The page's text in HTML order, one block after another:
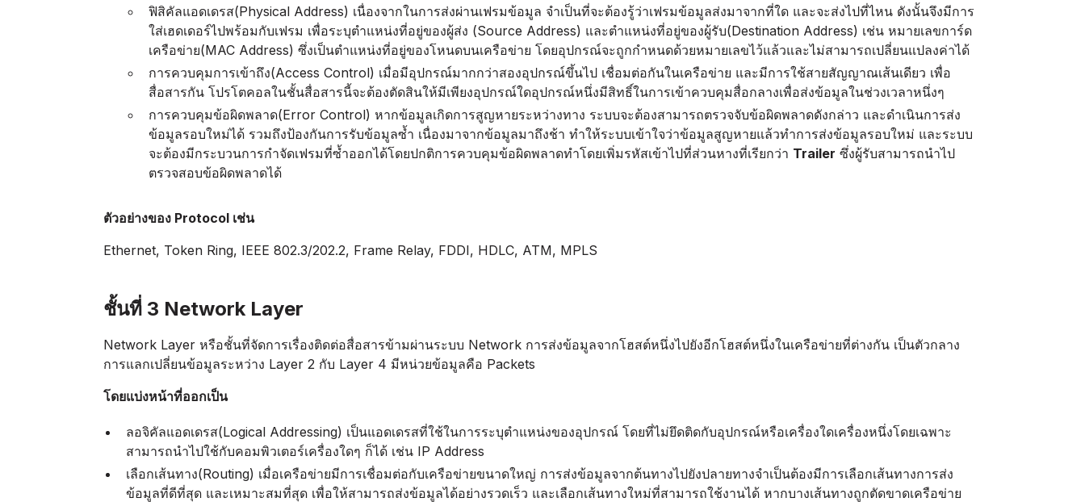
ฟิสิคัลแอดเดรส(Physical Address) เนื่องจากในการส่งผ่านเฟรมข้อมูล จำเป็นที่จะต้องรู้ว่าเฟรมข้อมูลส่งมาจากที่ใด และจะส่งไปที่ไหน ดังนั้นจึงมีการ
ใส่เฮดเดอร์ไปพร้อมกับเฟรม เพื่อระบุตำแหน่งที่อยู่ของผู้ส่ง (Source Address) และตำแหน่งที่อยู่ของผู้รับ(Destination Address) เช่น หมายเลขการ์ด
เครือข่าย(MAC Address) ซึ่งเป็นตำแหน่งที่อยู่ของโหนดบนเครือข่าย โดยอุปกรณ์จะถูกกำหนดด้วยหมายเลขไว้แล้วและไม่สามารถเปลี่ยนแปลงค่าได้
การควบคุมการเข้าถึง(Access Control) เมื่อมีอุปกรณ์มากกว่าสองอุปกรณ์ขึ้นไป เชื่อมต่อกันในเครือข่าย และมีการใช้สายสัญญาณเส้นเดียว เพื่อ
สื่อสารกัน โปรโตคอลในชั้นสื่อสารนี้จะต้องตัดสินให้มีเพียงอุปกรณ์ใดอุปกรณ์หนึ่งมีสิทธิ์ในการเข้าควบคุมสื่อกลางเพื่อส่งข้อมูลในช่วงเวลาหนึ่งๆ
การควบคุมข้อผิดพลาด(Error Control) หากข้อมูลเกิดการสูญหายระหว่างทาง ระบบจะต้องสามารถตรวจจับข้อผิดพลาดดังกล่าว และดำเนินการส่ง
ข้อมูลรอบใหม่ได้ รวมถึงป้องกันการรับข้อมูลซ้ำ เนื่องมาจากข้อมูลมาถึงช้า ทำให้ระบบเข้าใจว่าข้อมูลสูญหายแล้วทำการส่งข้อมูลรอบใหม่ และระบบ
จะต้องมีกระบวนการกำจัดเฟรมที่ซ้ำออกได้โดยปกติการควบคุมข้อผิดพลาดทำโดยเพิ่มรหัสเข้าไปที่ส่วนหางที่เรียกว่า Trailer ซึ่งผู้รับสามารถนำไป
ตรวจสอบข้อผิดพลาดได้
ตัวอย่างของ Protocol เช่น
Ethernet, Token Ring, IEEE 802.3/202.2, Frame Relay, FDDI, HDLC, ATM, MPLS
ชั้นที่ 3 Network Layer
Network Layer หรือชั้นที่จัดการเรื่องติดต่อสื่อสารข้ามผ่านระบบ Network การส่งข้อมูลจากโฮสต์หนึ่งไปยังอีกโฮสต์หนึ่งในเครือข่ายที่ต่างกัน เป็นตัวกลาง
การแลกเปลี่ยนข้อมูลระหว่าง Layer 2 กับ Layer 4 มีหน่วยข้อมูลคือ Packets
โดยแบ่งหน้าที่ออกเป็น
ลอจิคัลแอดเดรส(Logical Addressing) เป็นแอดเดรสที่ใช้ในการระบุตำแหน่งของอุปกรณ์ โดยที่ไม่ยึดติดกับอุปกรณ์หรือเครื่องใดเครื่องหนึ่งโดยเฉพาะ
สามารถนำไปใช้กับคอมพิวเตอร์เครื่องใดๆ ก็ได้ เช่น IP Address
เลือกเส้นทาง(Routing) เมื่อเครือข่ายมีการเชื่อมต่อกับเครือข่ายขนาดใหญ่ การส่งข้อมูลจากต้นทางไปยังปลายทางจำเป็นต้องมีการเลือกเส้นทางการส่ง
ข้อมูลที่ดีที่สุด และเหมาะสมที่สุด เพื่อให้สามารถส่งข้อมูลได้อย่างรวดเร็ว และเลือกเส้นทางใหม่ที่สามารถใช้งานได้ หากบางเส้นทางถูกตัดขาดเครือข่าย